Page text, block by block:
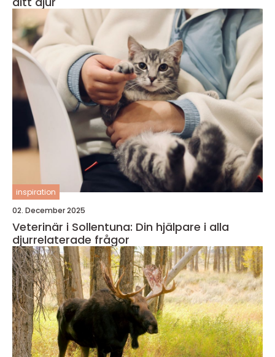
inspiration
02. December 2025
Veterinär i Sollentuna: Din hjälpare i alla
djurrelaterade frågor